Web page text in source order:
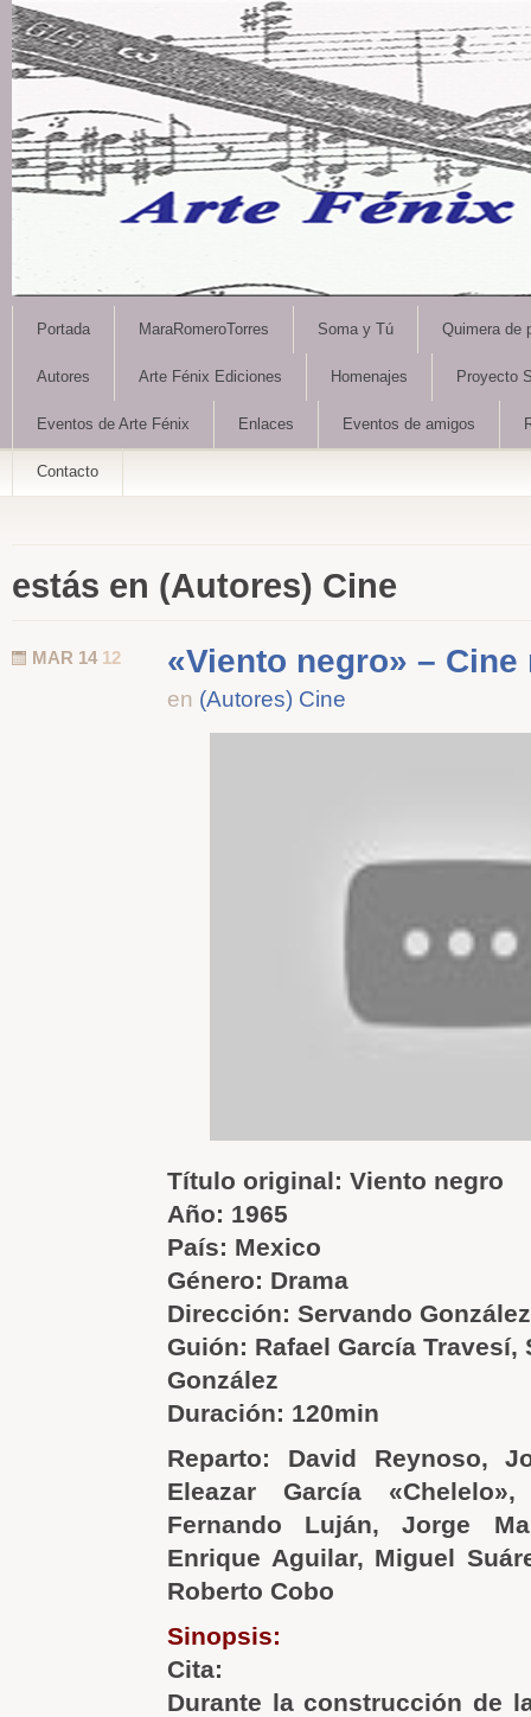
Portada MaraRomeroTorres Soma y Tú Quimera de
Autores Arte Fénix Ediciones Homenajes Proyecto
Eventos de Arte Fénix Enlaces Eventos de amigos
Contacto
estás en (Autores) Cine
MAR 14 12 «Viento negro» –
en (Autores) Cine
Título original: Viento negro
Año: 1965
País: Mexico
Género: Drama
Dirección: Servando González
Guión: Rafael García Travesí,
González
Duración: 120min
Reparto: David Reynoso,
Eleazar García
Fernando Luján, Jorge
Enrique Aguilar, Miguel
Roberto Cobo
Sinopsis:
Cita:
Durante la construcción de